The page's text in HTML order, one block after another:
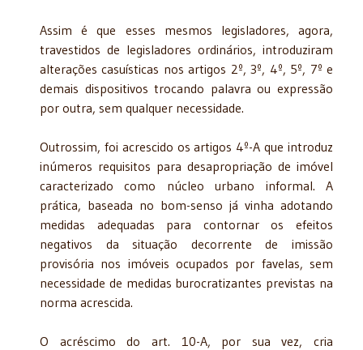
Assim é que esses mesmos legisladores, agora,
travestidos de legisladores ordinários, introduziram
alterações casuísticas nos artigos 2º, 3º, 4º, 5º, 7º e
demais dispositivos trocando palavra ou expressão
por outra, sem qualquer necessidade.
Outrossim, foi acrescido os artigos 4º-A que introduz
inúmeros requisitos para desapropriação de imóvel
caracterizado como núcleo urbano informal. A
prática, baseada no bom-senso já vinha adotando
medidas adequadas para contornar os efeitos
negativos da situação decorrente de imissão
provisória nos imóveis ocupados por favelas, sem
necessidade de medidas burocratizantes previstas na
norma acrescida.
O acréscimo do art. 10-A, por sua vez, cria